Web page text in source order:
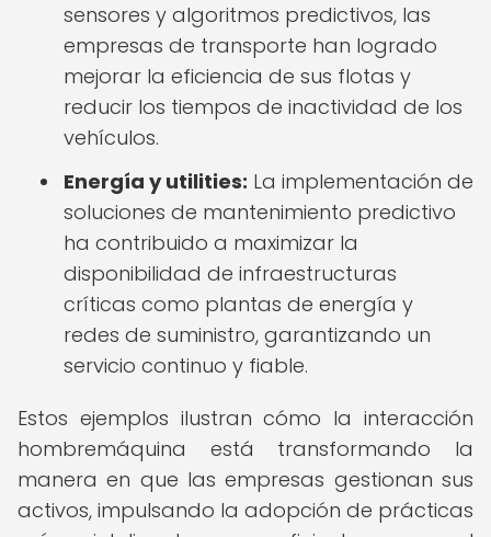
sensores y algoritmos predictivos, las
empresas de transporte han logrado
mejorar la eficiencia de sus flotas y
reducir los tiempos de inactividad de los
vehículos.
Energía y utilities: La implementación de
soluciones de mantenimiento predictivo
ha contribuido a maximizar la
disponibilidad de infraestructuras
críticas como plantas de energía y
redes de suministro, garantizando un
servicio continuo y fiable.
Estos ejemplos ilustran cómo la interacción
hombremáquina está transformando la
manera en que las empresas gestionan sus
activos, impulsando la adopción de prácticas